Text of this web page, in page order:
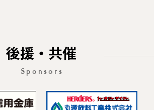
後援・共催
Sponsors